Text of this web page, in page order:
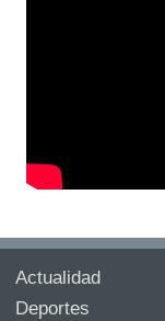
Actualidad
Deportes